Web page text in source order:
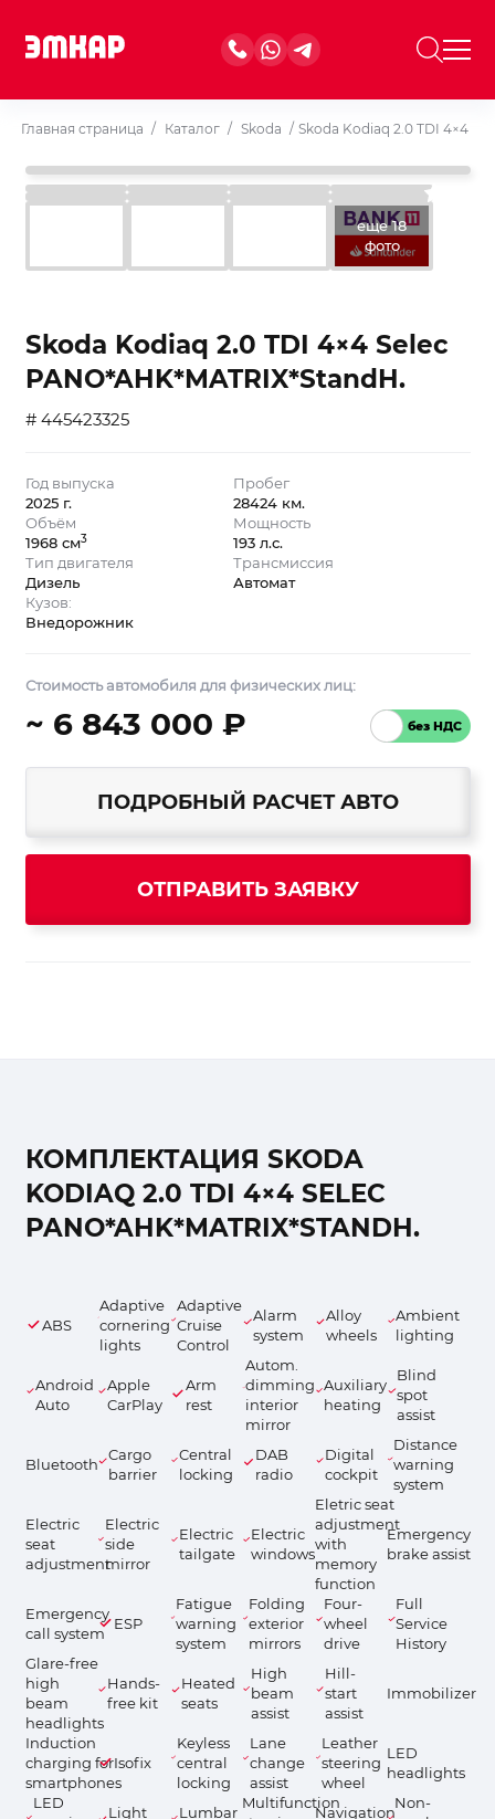
Главная страница / Каталог / Skoda / Skoda Kodiaq 2.0 TDI 4×4
еще 18
фото
Skoda Kodiaq 2.0 TDI 4×4 Selec
PANO*AHK*MATRIX*StandH.
# 445423325
Год выпуска
2025 г.
Пробег
28424 км.
Объём
1968 см3
Мощность
193 л.с.
Тип двигателя
Дизель
Трансмиссия
Автомат
Кузов:
Внедорожник
Стоимость автомобиля для физических лиц:
~ 6 843 000 ₽
ПОДРОБНЫЙ РАСЧЕТ АВТО
ОТПРАВИТЬ ЗАЯВКУ
КОМПЛЕКТАЦИЯ SKODA
KODIAQ 2.0 TDI 4×4 SELEC
PANO*AHK*MATRIX*STANDH.
ABS
Adaptive
cornering
lights
Adaptive
Cruise
Control
Alarm
system
Alloy
wheels
Ambient
lighting
Android
Auto
Apple
CarPlay
Arm
rest
Autom.
dimming
interior
mirror
Auxiliary
heating
Blind
spot
assist
Bluetooth
Cargo
barrier
Central
locking
DAB
radio
Digital
cockpit
Distance
warning
system
Electric
seat
adjustment
Electric
side
mirror
Electric
tailgate
Electric
windows
Eletric seat
adjustment
with
memory
function
Emergency
brake assist
Emergency
call system
ESP
Fatigue
warning
system
Folding
exterior
mirrors
Four-
wheel
drive
Full
Service
History
Glare-free
high
beam
headlights
Hands-
free kit
Heated
seats
High
beam
assist
Hill-
start
assist
Immobilizer
Induction
charging for
smartphones
Isofix
Keyless
central
locking
Lane
change
assist
Leather
steering
wheel
LED
headlights
LED
Light
Lumbar
Multifunction
Navigation
Non-